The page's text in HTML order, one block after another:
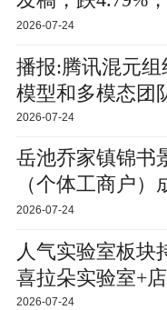
89.36亿港元|每日
2026-07-24
播报:腾讯混元
模型和多模态团
2026-07-24
岳池乔家镇锦书
（个体工商户
每日焦点
2026-07-24
人气实验室板块
喜拉朵实验室+
2026-07-24